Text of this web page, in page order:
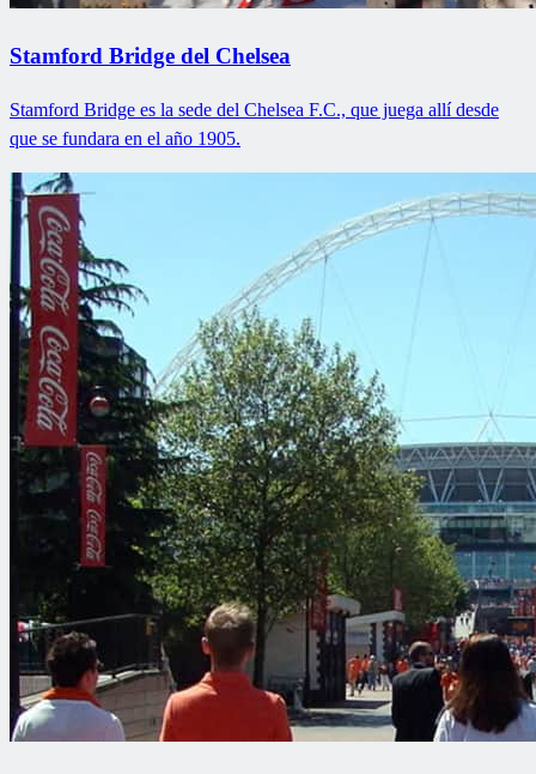
Stamford Bridge del Chelsea
Stamford Bridge es la sede del Chelsea F.C., que juega allí desde
que se fundara en el año 1905.